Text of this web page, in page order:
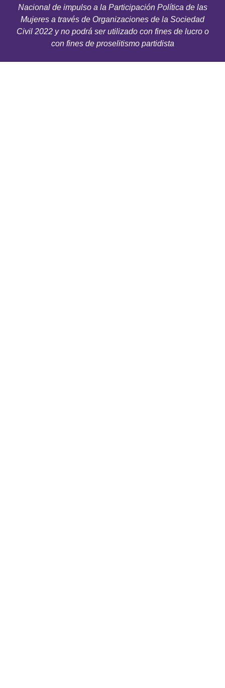
Nacional de impulso a la Participación Política de las
Mujeres a través de Organizaciones de la Sociedad
Civil 2022 y no podrá ser utilizado con fines de lucro o
con fines de proselitismo partidista